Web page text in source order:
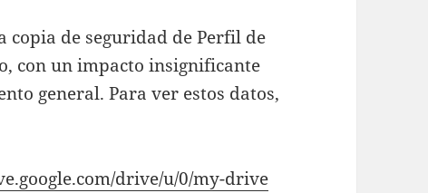
copia de seguridad de Perfil de
con un impacto insignificante
general. Para ver estos datos,
drive/u/0/my-drive